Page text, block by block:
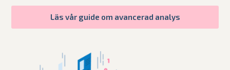
Om Accigo
Våra case
Läs vår guide om avancerad analys